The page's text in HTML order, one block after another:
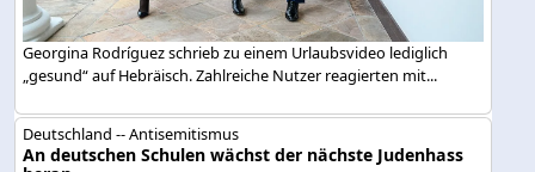
Georgina Rodríguez schrieb zu einem Urlaubsvideo lediglich
„gesund“ auf Hebräisch. Zahlreiche Nutzer reagierten mit...
Deutschland -- Antisemitismus
An deutschen Schulen wächst der nächste Judenhass